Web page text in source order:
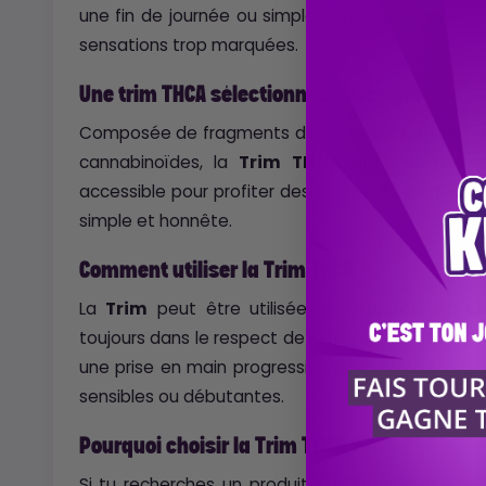
une fin de journée ou simplement profiter d’un
sensations trop marquées.
Une trim THCA sélectionnée avec soin
Composée de fragments de fleurs, de petites
cannabinoïdes, la Trim THCA
offre un
accessible pour profiter des propriétés du
THCA
simple et honnête.
Comment utiliser la Trim THCA ?
La Trim peut être utilisée en
toujours dans le respect de la réglementation.
une prise en main progressive et confortable,
sensibles ou débutantes.
Pourquoi choisir la Trim THCA ?